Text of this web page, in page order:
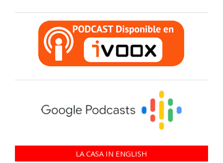
LA CASA IN ENGLISH